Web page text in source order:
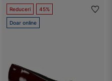
Reduceri 45%
Doar online